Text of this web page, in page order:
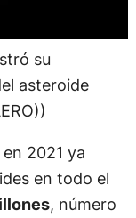
su
asteroide
2021 ya
en todo el
, número